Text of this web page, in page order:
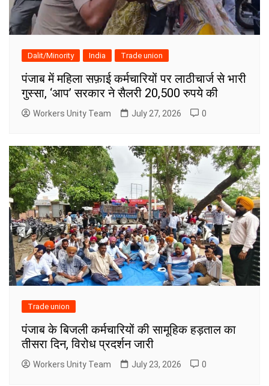
Dalit/Minority India Trade union
पंजाब में महिला सफ़ाई कर्मचारियों पर लाठीचार्ज से भारी
गुस्सा, ‘आप’ सरकार ने सैलरी 20,500 रुपये की
Workers Unity Team July 27, 2026 0
Trade union
पंजाब के बिजली कर्मचारियों की सामूहिक हड़ताल का
तीसरा दिन, विरोध प्रदर्शन जारी
Workers Unity Team July 23, 2026 0